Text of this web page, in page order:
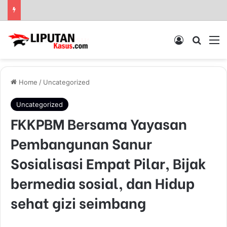
Log In
Home / Uncategorized
Uncategorized
FKKPBM Bersama Yayasan
Pembangunan Sanur
Sosialisasi Empat Pilar, Bijak
bermedia sosial, dan Hidup
sehat gizi seimbang